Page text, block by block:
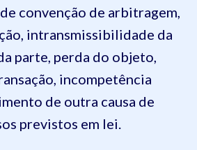
convenção de arbitragem,
intransmissibilidade da
parte, perda do objeto,
incompetência
de outra causa de
previstos em lei.